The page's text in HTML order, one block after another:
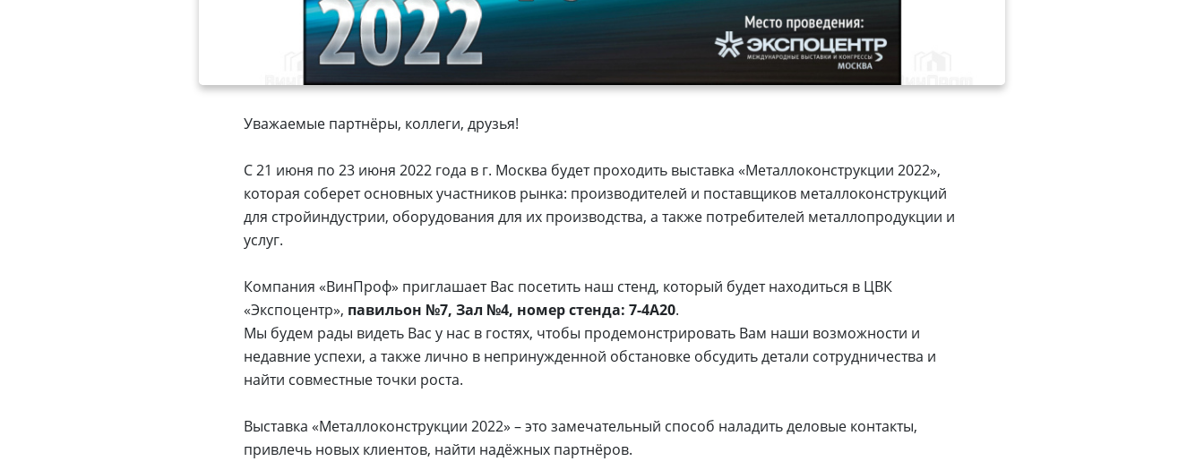
Уважаемые партнёры, коллеги, друзья!
С 21 июня по 23 июня 2022 года в г. Москва будет проходить выставка «Металлоконструкции 2022»,
которая соберет основных участников рынка: производителей и поставщиков металлоконструкций
для стройиндустрии, оборудования для их производства, а также потребителей металлопродукции и
услуг.
Компания «ВинПроф» приглашает Вас посетить наш стенд, который будет находиться в ЦВК
«Экспоцентр», павильон №7, Зал №4, номер стенда: 7-4A20.
Мы будем рады видеть Вас у нас в гостях, чтобы продемонстрировать Вам наши возможности и
недавние успехи, а также лично в непринужденной обстановке обсудить детали сотрудничества и
найти совместные точки роста.
Выставка «Металлоконструкции 2022» – это замечательный способ наладить деловые контакты,
привлечь новых клиентов, найти надёжных партнёров.